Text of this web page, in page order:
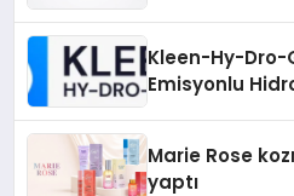
Kleen-Hy-Dro-
Emisyonlu
Marie Rose
yaptı